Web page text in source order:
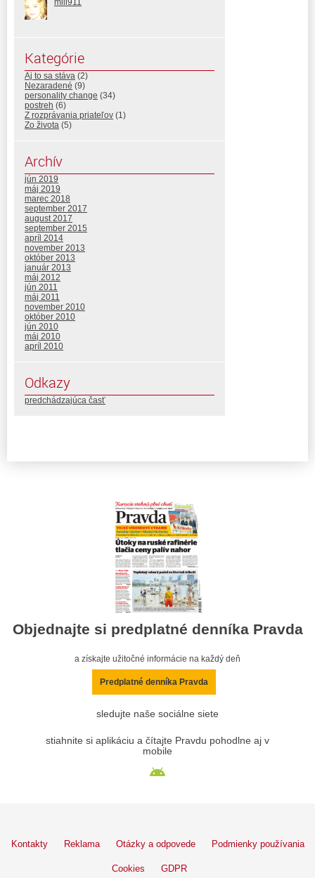
mili911
Kategórie
Aj to sa stáva (2)
Nezaradené (9)
personality change (34)
postreh (6)
Z rozprávania priateľov (1)
Zo života (5)
Archív
jún 2019
máj 2019
marec 2018
september 2017
august 2017
september 2015
apríl 2014
november 2013
október 2013
január 2013
máj 2012
jún 2011
máj 2011
november 2010
október 2010
jún 2010
máj 2010
apríl 2010
Odkazy
predchádzajúca časť
Objednajte si predplatné denníka Pravda
a získajte užitočné informácie na každý deň
Predplatné denníka Pravda
sledujte naše sociálne siete
stiahnite si aplikáciu a čítajte Pravdu pohodlne aj v
mobile
Kontakty Reklama Otázky a odpovede Podmienky používania
Cookies GDPR